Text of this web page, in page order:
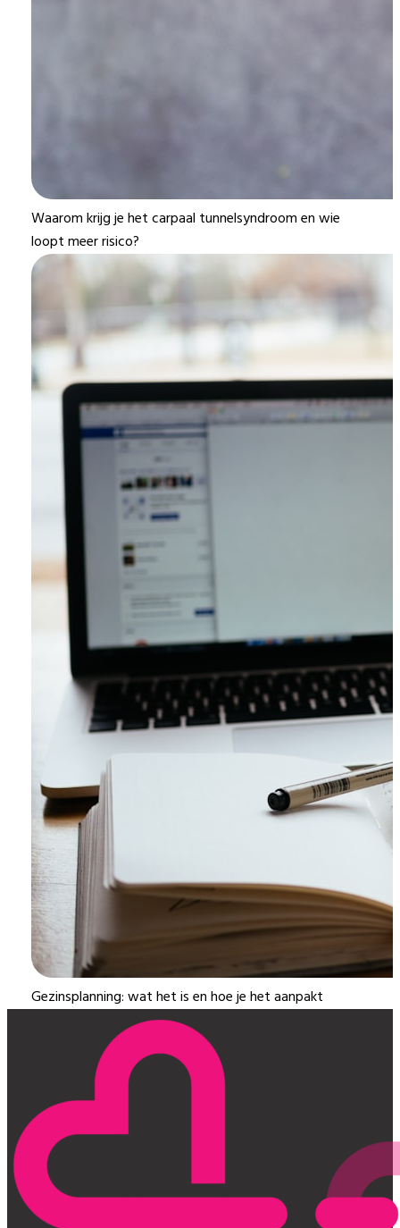
Waarom krijg je het carpaal tunnelsyndroom en wie
loopt meer risico?
Gezinsplanning: wat het is en hoe je het aanpakt